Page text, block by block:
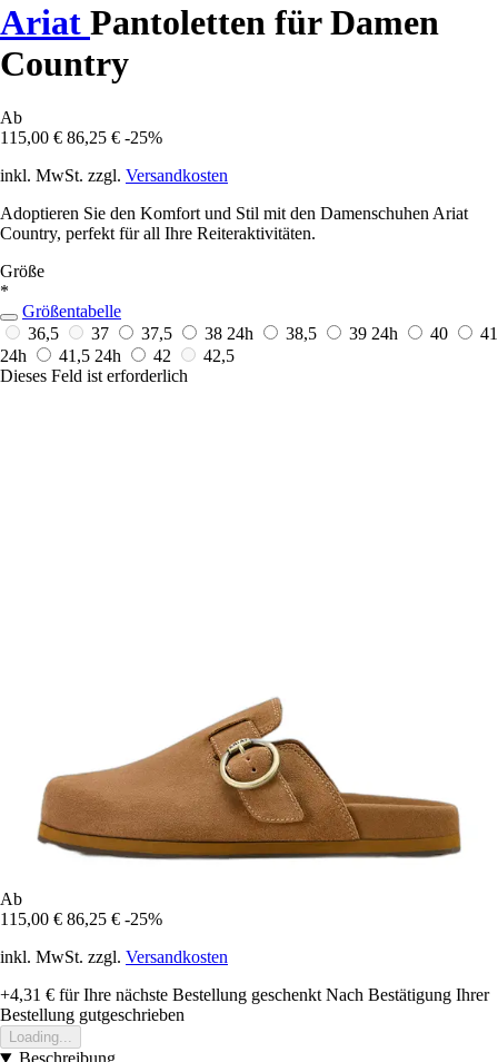
Ariat Pantoletten für Damen
Country
Ab
115,00 € 86,25 € -25%
inkl. MwSt. zzgl. Versandkosten
Adoptieren Sie den Komfort und Stil mit den Damenschuhen Ariat
Country, perfekt für all Ihre Reiteraktivitäten.
Größe
*
Größentabelle
36,5
37 37,5 38 24h 38,5 39 24h 40
41
24h
41,5 24h 42
42,5
Dieses Feld ist erforderlich
Ab
115,00 € 86,25 € -25%
inkl. MwSt. zzgl. Versandkosten
+4,31 € für Ihre nächste Bestellung geschenkt Nach Bestätigung Ihrer
Bestellung gutgeschrieben
Loading...
Beschreibung